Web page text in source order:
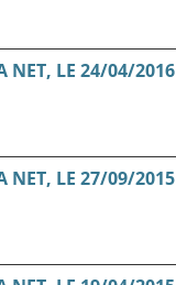
NET, LE 24/04/2016
NET, LE 27/09/2015